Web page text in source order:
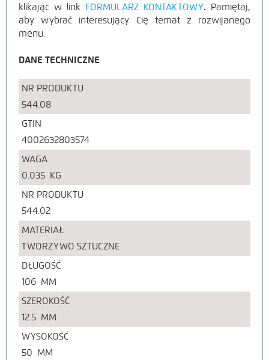
klikając w link FORMULARZ KONTAKTOWY. Pamiętaj,
aby wybrać interesujący Cię temat z rozwijanego
menu.
DANE TECHNICZNE
NR PRODUKTU
544.08
GTIN
4002632803574
WAGA
0.035 KG
NR PRODUKTU
544.02
MATERIAŁ
TWORZYWO SZTUCZNE
DŁUGOŚĆ
106 MM
SZEROKOŚĆ
12.5 MM
WYSOKOŚĆ
50 MM